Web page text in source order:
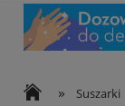
» Suszarki